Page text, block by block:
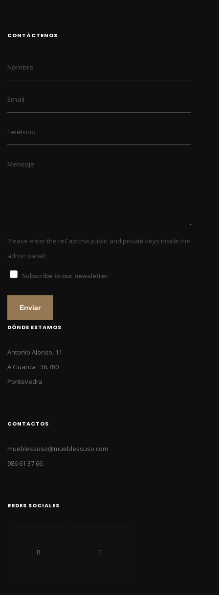
CONTÁCTENOS
Nombre
Email
Teléfono
Mensaje
Please enter the reCaptcha public and private keys inside the
admin panel!
Subscribe to our newsletter
Enviar
DÓNDE ESTAMOS
Antonio Alonso, 11
A Guarda · 36.780
Pontevedra
CONTACTOS
mueblessuso@mueblessuso.com
986 61 37 66
REDES SOCIALES